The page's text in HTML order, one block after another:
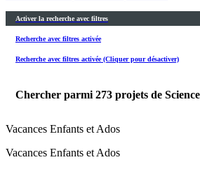
Activer la recherche avec filtres
Recherche avec filtres activée
Recherche avec filtres activée (Cliquer pour désactiver)
Chercher parmi 273 projets de
Vacances Enfants et Ados
Vacances Enfants et Ados